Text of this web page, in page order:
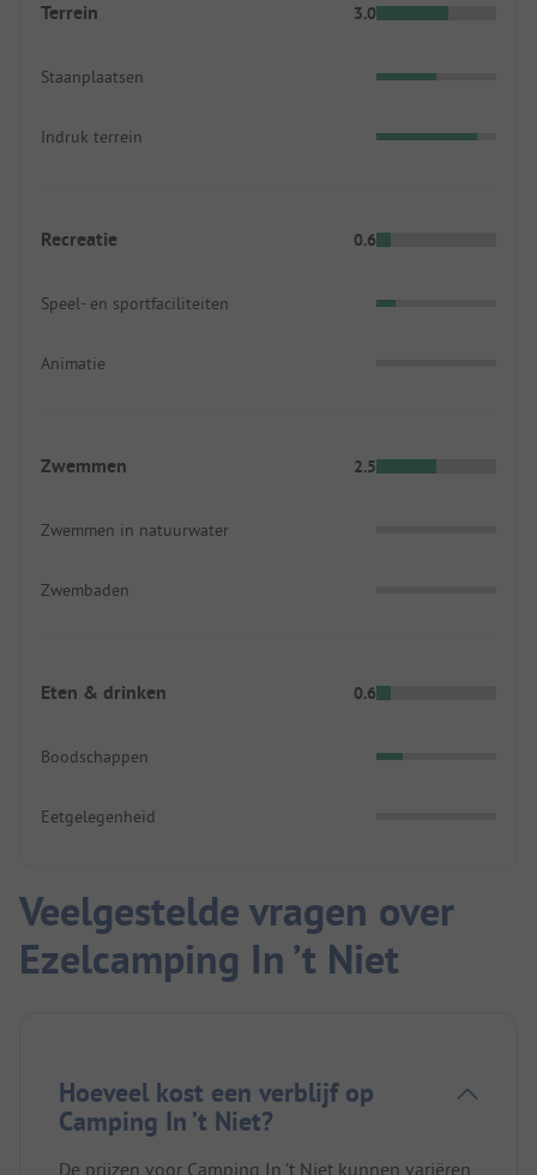
Terrein 3.0
Staanplaatsen
Indruk terrein
Recreatie 0.6
Speel- en sportfaciliteiten
Animatie
Zwemmen 2.5
Zwemmen in natuurwater
Zwembaden
Eten & drinken 0.6
Boodschappen
Eetgelegenheid
Veelgestelde vragen over
Ezelcamping In ’t Niet
Hoeveel kost een verblijf op
Camping In ’t Niet?
De prijzen voor Camping In ’t Niet kunnen variëren